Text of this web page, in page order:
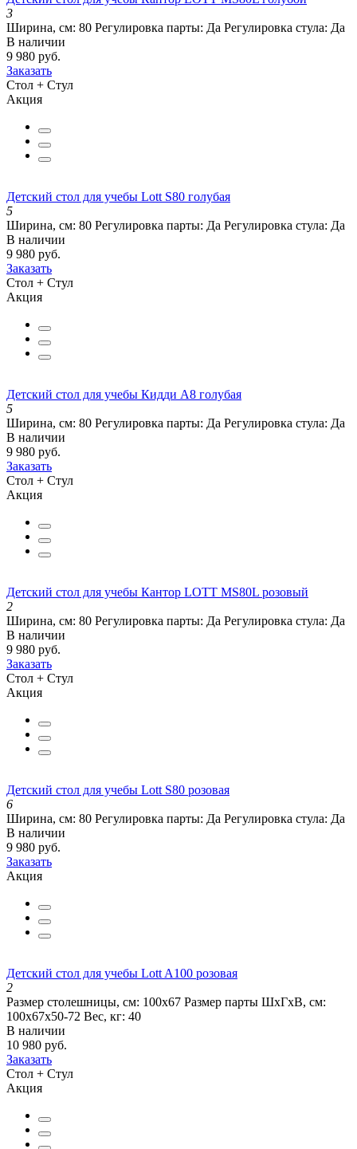
3
Ширина, см: 80 Регулировка парты: Да Регулировка стула: Да
В наличии
9 980 руб.
Заказать
Стол + Стул
Акция
Детский стол для учебы Lott S80 голубая
5
Ширина, см: 80 Регулировка парты: Да Регулировка стула: Да
В наличии
9 980 руб.
Заказать
Стол + Стул
Акция
Детский стол для учебы Кидди А8 голубая
5
Ширина, см: 80 Регулировка парты: Да Регулировка стула: Да
В наличии
9 980 руб.
Заказать
Стол + Стул
Акция
Детский стол для учебы Кантор LOTT MS80L розовый
2
Ширина, см: 80 Регулировка парты: Да Регулировка стула: Да
В наличии
9 980 руб.
Заказать
Стол + Стул
Акция
Детский стол для учебы Lott S80 розовая
6
Ширина, см: 80 Регулировка парты: Да Регулировка стула: Да
В наличии
9 980 руб.
Заказать
Акция
Детский стол для учебы Lott A100 розовая
2
Размер столешницы, см: 100х67 Размер парты ШхГхВ, см:
100х67х50-72 Вес, кг: 40
В наличии
10 980 руб.
Заказать
Стол + Стул
Акция